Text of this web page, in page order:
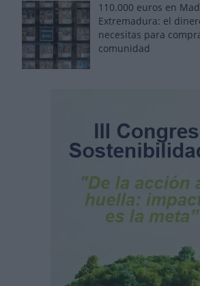
110.000 euros en
Extremadura: el
necesitas para
comunidad